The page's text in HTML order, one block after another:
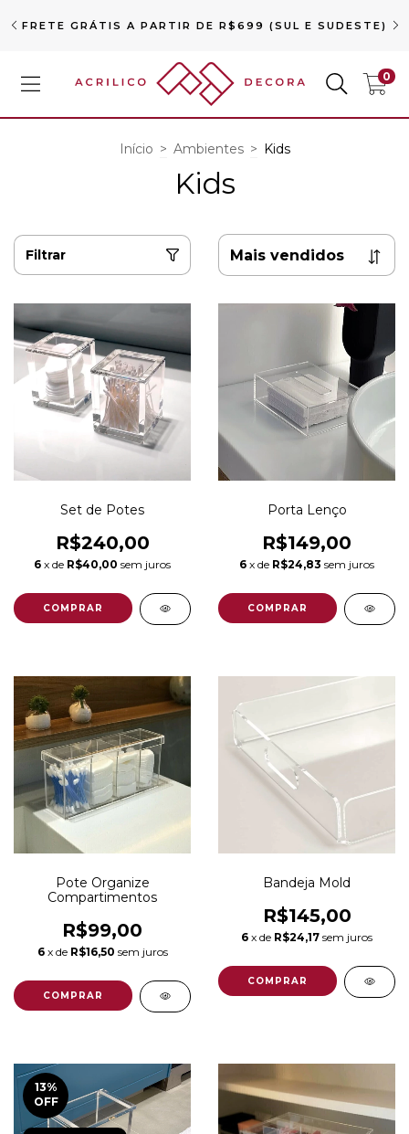
FRETE GRÁTIS A PARTIR DE R$699 (SUL E SUDESTE)
0
Início > Ambientes > Kids
Kids
Filtrar
Set de Potes
R$240,00
6 x de R$40,00 sem juros
Porta Lenço
R$149,00
6 x de R$24,83 sem juros
Pote Organize
Compartimentos
R$99,00
6 x de R$16,50 sem juros
Bandeja Mold
R$145,00
6 x de R$24,17 sem juros
13%
OFF